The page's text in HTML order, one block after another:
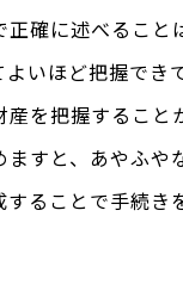
確に述べること
いほど把握でき
を把握するこ
すと、あやふや
ることで手続き